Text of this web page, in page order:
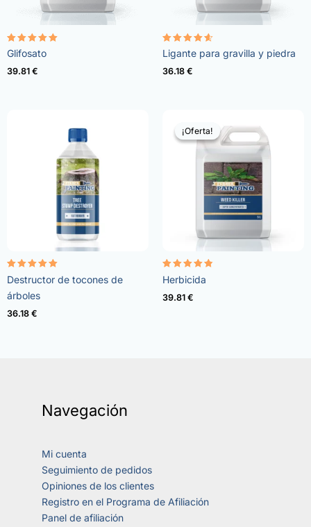
Valorado
con
4.96
de 5
Glifosato
39.81 €
Valorado
con
4.57
de 5
Ligante para gravilla y piedra
36.18 €
Valorado
con
5.00
de 5
Destructor de tocones de
árboles
36.18 €
¡Oferta!
¡Oferta!
Valorado
con
4.73
de 5
Herbicida
39.81 €
Navegación
Mi cuenta
Seguimiento de pedidos
Opiniones de los clientes
Registro en el Programa de Afiliación
Panel de afiliación